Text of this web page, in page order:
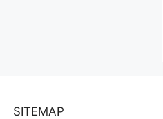
SITEMAP